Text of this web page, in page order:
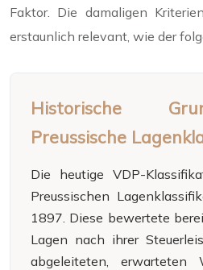
Faktor. Die damaligen
erstaunlich relevant, wie der
Historische
Preussische
Die heutige VDP-
Preussischen
1897. Diese bewertete
Lagen nach ihrer
abgeleiteten, erwarteten